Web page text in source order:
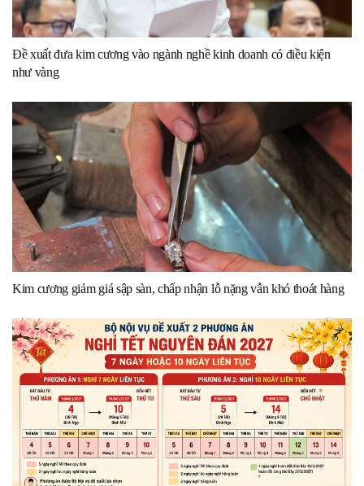
Đề xuất đưa kim cương vào ngành nghề kinh doanh có điều kiện
như vàng
Kim cương giảm giá sập sàn, chấp nhận lỗ nặng vẫn khó thoát hàng